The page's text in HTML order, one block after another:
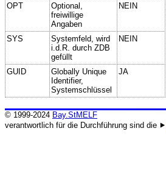
OPT
Optional,
freiwillige
Angaben
NEIN
SYS
Systemfeld, wird
i.d.R. durch ZDB
gefüllt
NEIN
GUID
Globally Unique
Identifier,
Systemschlüssel
JA
© 1999-2024 Bay.StMELF
verantwortlich für die Durchführung sind die ⯈